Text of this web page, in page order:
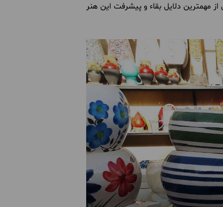
مهمترین دلایل بقاء و پیشرفت این هنر